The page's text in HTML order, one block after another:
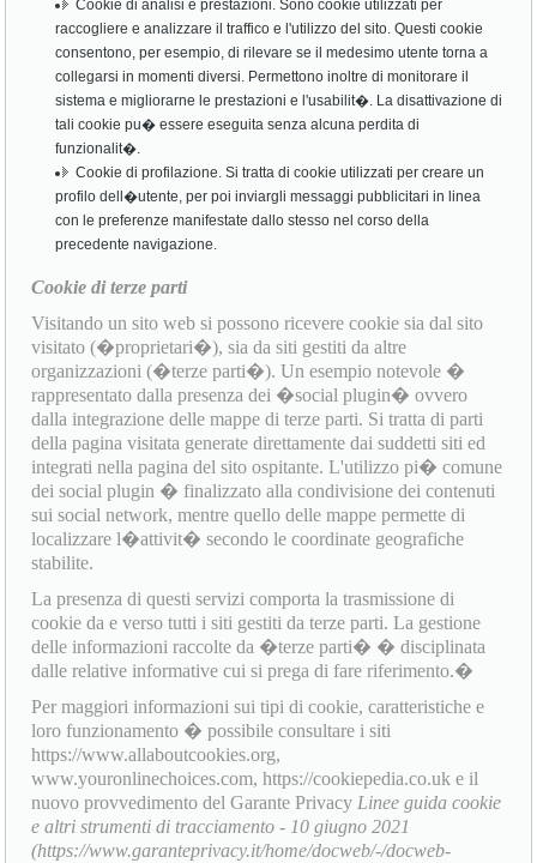
Cookie di analisi e prestazioni. Sono cookie utilizzati per
raccogliere e analizzare il traffico e l'utilizzo del sito. Questi cookie
consentono, per esempio, di rilevare se il medesimo utente torna a
collegarsi in momenti diversi. Permettono inoltre di monitorare il
sistema e migliorarne le prestazioni e l'usabilit�. La disattivazione di
tali cookie pu� essere eseguita senza alcuna perdita di
funzionalit�.
Cookie di profilazione. Si tratta di cookie utilizzati per creare un
profilo dell�utente, per poi inviargli messaggi pubblicitari in linea
con le preferenze manifestate dallo stesso nel corso della
precedente navigazione.
Cookie di terze parti
Visitando un sito web si possono ricevere cookie sia dal sito
visitato (�proprietari�), sia da siti gestiti da altre
organizzazioni (�terze parti�). Un esempio notevole �
rappresentato dalla presenza dei �social plugin� ovvero
dalla integrazione delle mappe di terze parti. Si tratta di parti
della pagina visitata generate direttamente dai suddetti siti ed
integrati nella pagina del sito ospitante. L'utilizzo pi� comune
dei social plugin � finalizzato alla condivisione dei contenuti
sui social network, mentre quello delle mappe permette di
localizzare l�attivit� secondo le coordinate geografiche
stabilite.
La presenza di questi servizi comporta la trasmissione di
cookie da e verso tutti i siti gestiti da terze parti. La gestione
delle informazioni raccolte da �terze parti� � disciplinata
dalle relative informative cui si prega di fare riferimento.�
Per maggiori informazioni sui tipi di cookie, caratteristiche e
loro funzionamento � possibile consultare i siti
https://www.allaboutcookies.org,
www.youronlinechoices.com, https://cookiepedia.co.uk e il
nuovo provvedimento del Garante Privacy Linee guida cookie
e altri strumenti di tracciamento - 10 giugno 2021
(https://www.garanteprivacy.it/home/docweb/-/docweb-